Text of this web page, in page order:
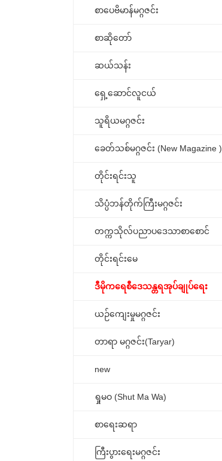
စာပေဗိမာန်မဂ္ဂဇင်း
စာဆိုတော်
ဆယ်သန်း
ရှေ့ဆောင်လူငယ်
သူရိယမဂ္ဂဇင်း
ခေတ်သစ်မဂ္ဂဇင်း (New Magazine )
တိုင်းရင်းသူ
သိပ္ပံဘန်တိုက်ကြီးမဂ္ဂဇင်း
တက္ကသိုလ်ပညာပဒေသာစာစောင်
တိုင်းရင်းမေ
ဒီမိုကရေစီဒေသန္တရအုပ်ချုပ်ရေး
ယဉ်ကျေးမှုမဂ္ဂဇင်း
တာရာ မဂ္ဂဇင်း(Taryar)
new
ရှုမဝ (Shut Ma Wa)
စာရေးဆရာ
ကြီးပွားရေးမဂ္ဂဇင်း